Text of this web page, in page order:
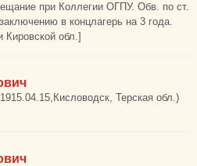
при Коллегии ОГПУ. Обв. по ст.
в концлагерь на 3 года.
Кировской обл.]
Терская обл.)